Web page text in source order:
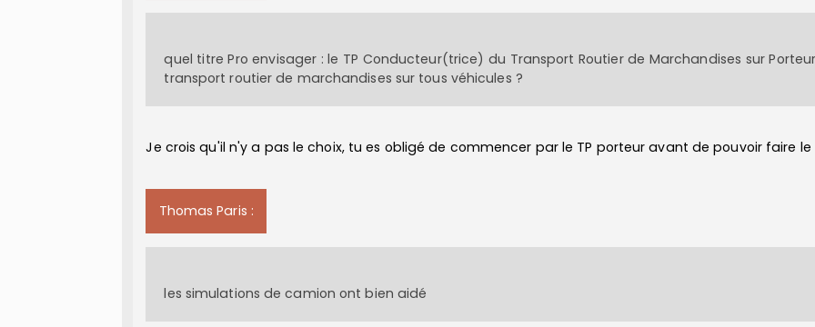
quel titre Pro envisager : le TP Conducteur(trice) du Transport Routier de Marchandises sur
transport routier de marchandises sur tous véhicules ?
Je crois qu'il n'y a pas le choix, tu es obligé de commencer par le TP porteur avant de pouvoir faire le
Thomas Paris :
les simulations de camion ont bien aidé